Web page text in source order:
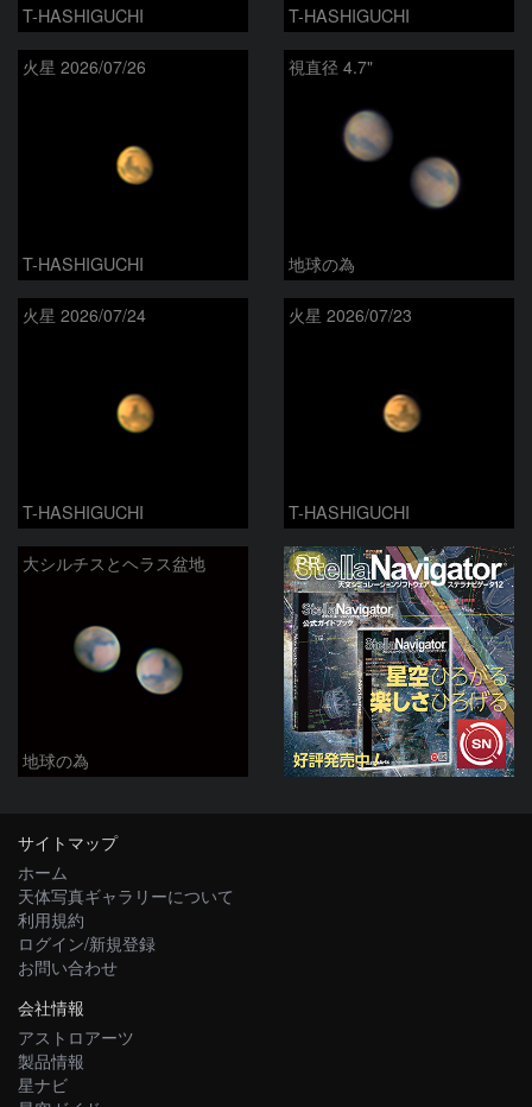
T-HASHIGUCHI T-HASHIGUCHI
火星 2026/07/26
T-HASHIGUCHI
視直径 4.7"
地球の為
火星 2026/07/24
T-HASHIGUCHI
火星 2026/07/23
T-HASHIGUCHI
大シルチスとヘラス盆地
地球の為
PR
サイトマップ
ホーム
天体写真ギャラリーについて
利用規約
ログイン/新規登録
お問い合わせ
会社情報
アストロアーツ
製品情報
星ナビ